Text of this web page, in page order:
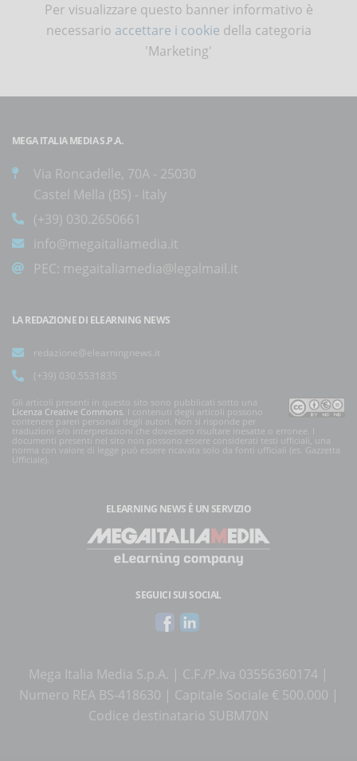
Per visualizzare questo banner informativo è
necessario accettare i cookie della categoria
'Marketing'
MEGA ITALIA MEDIA S.P.A.
Via Roncadelle, 70A - 25030
Castel Mella (BS) - Italy
(+39) 030.2650661
info@megaitaliamedia.it
PEC: megaitaliamedia@legalmail.it
LA REDAZIONE DI ELEARNING NEWS
redazione@elearningnews.it
(+39) 030.5531835
Gli articoli presenti in questo sito sono pubblicati sotto una
Licenza Creative Commons. I contenuti degli articoli possono
contenere pareri personali degli autori. Non si risponde per
traduzioni e/o interpretazioni che dovessero risultare inesatte o erronee. I
documenti presenti nel sito non possono essere considerati testi ufficiali, una
norma con valore di legge può essere ricavata solo da fonti ufficiali (es. Gazzetta
Ufficiale).
ELEARNING NEWS È UN SERVIZIO
SEGUICI SUI SOCIAL
Mega Italia Media S.p.A. | C.F./P.Iva 03556360174 |
Numero REA BS-418630 | Capitale Sociale € 500.000 |
Codice destinatario SUBM70N